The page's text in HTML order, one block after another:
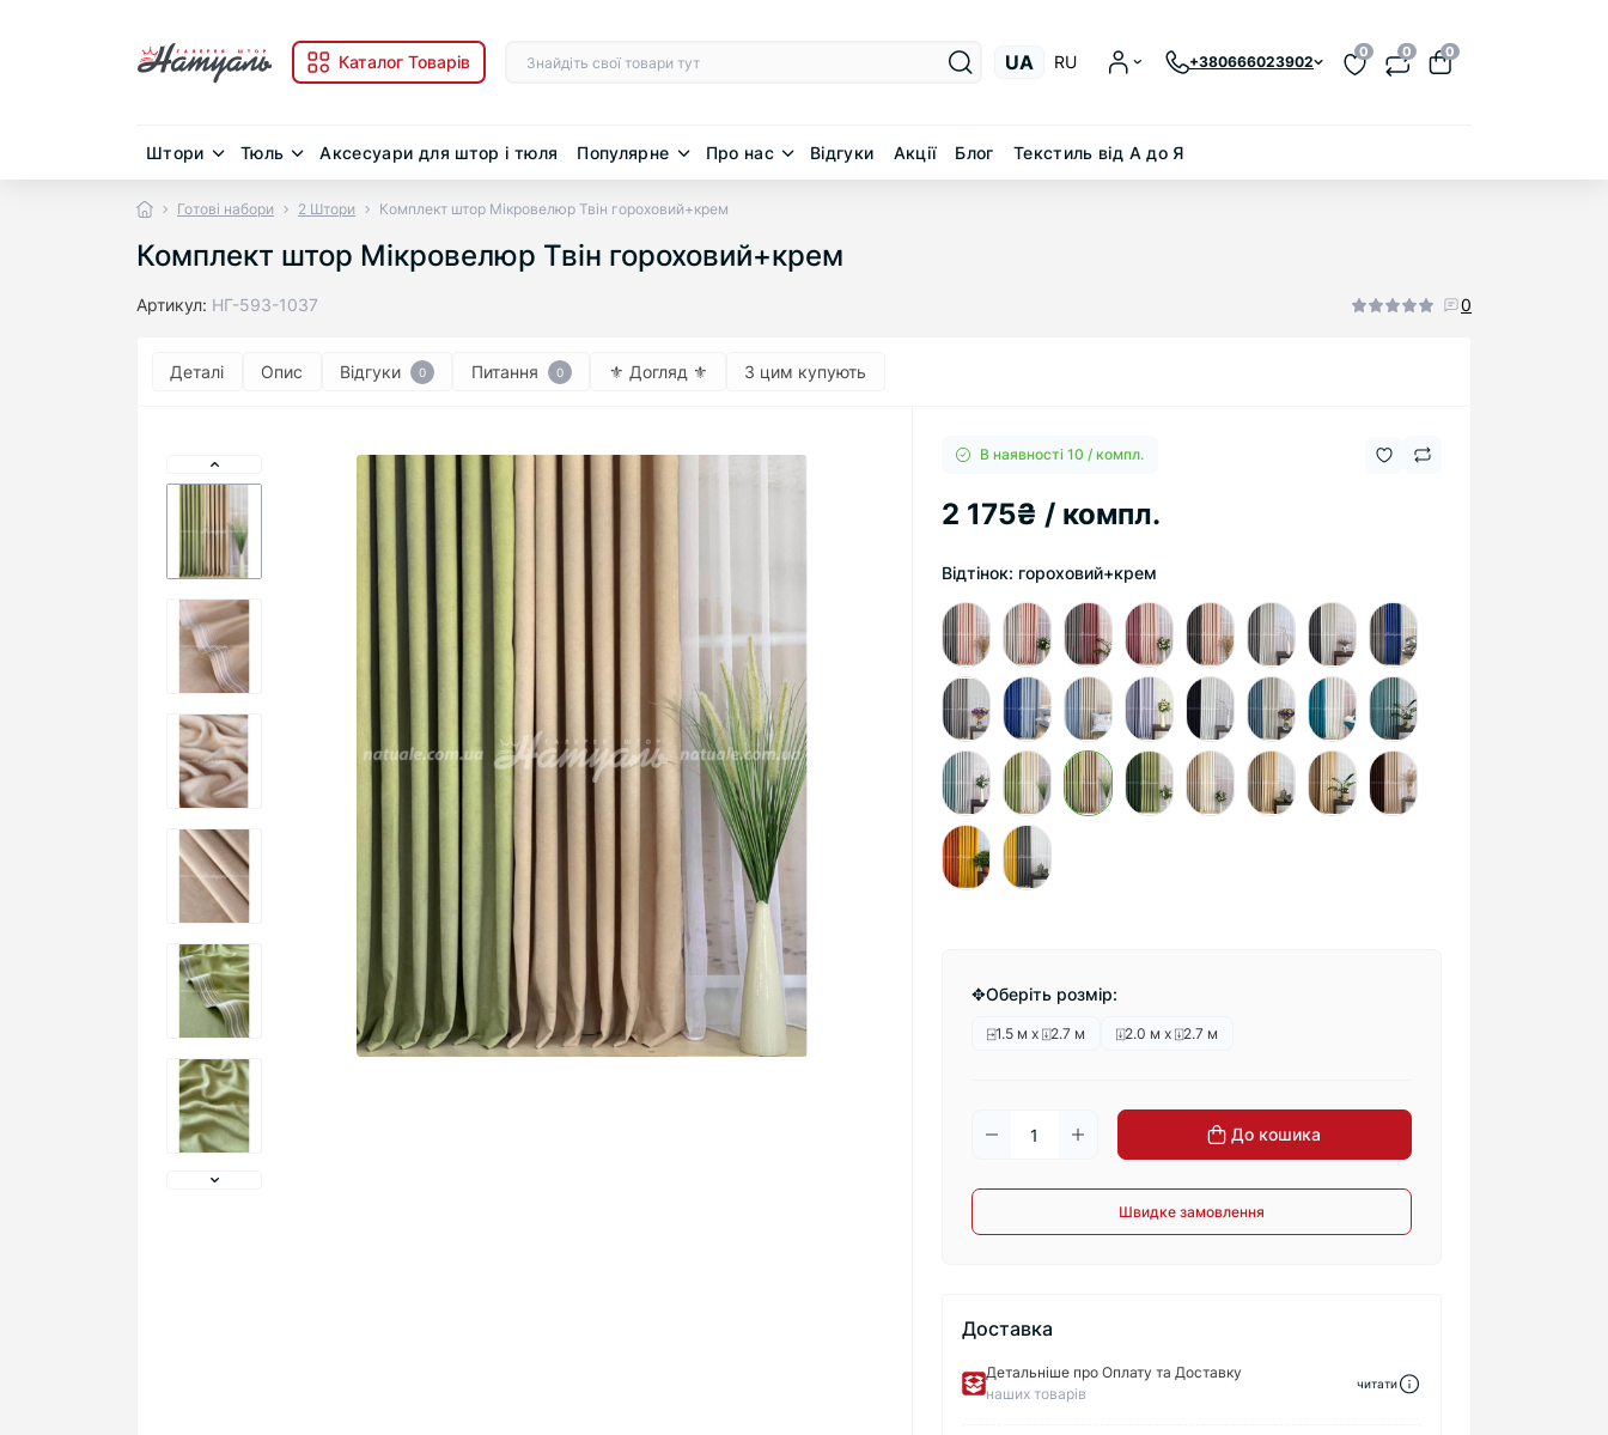
Каталог Товарів UA RU +380666023902
0 0 0
Штори Тюль Аксесуари для штор і тюля Популярне Про нас Відгуки Акції Блог Текстиль від А до Я
Готові набори 2 Штори Комплект штор Мікровелюр Твін гороховий+крем
Комплект штор Мікровелюр Твін гороховий+крем
Артикул: НГ-593-1037 0
Деталі Опис Відгуки 0 Питання 0 ⚜︎ Догляд ⚜︎ З цим купують
В наявності 10 / компл.
2 175₴ / компл.
Відтінок: гороховий+крем
✥Оберіть розмір:
⍈1.5 м х ⍗2.7 м ⍗2.0 м х ⍗2.7 м
До кошика
Швидке замовлення
Доставка
Детальніше про Оплату та Доставку
наших товарів
читати